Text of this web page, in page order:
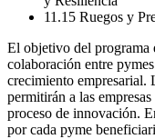
11.15 Ruegos y
El objetivo del programa
colaboración entre
crecimiento empresarial.
permitirán a las
proceso de innovación.
por cada pyme